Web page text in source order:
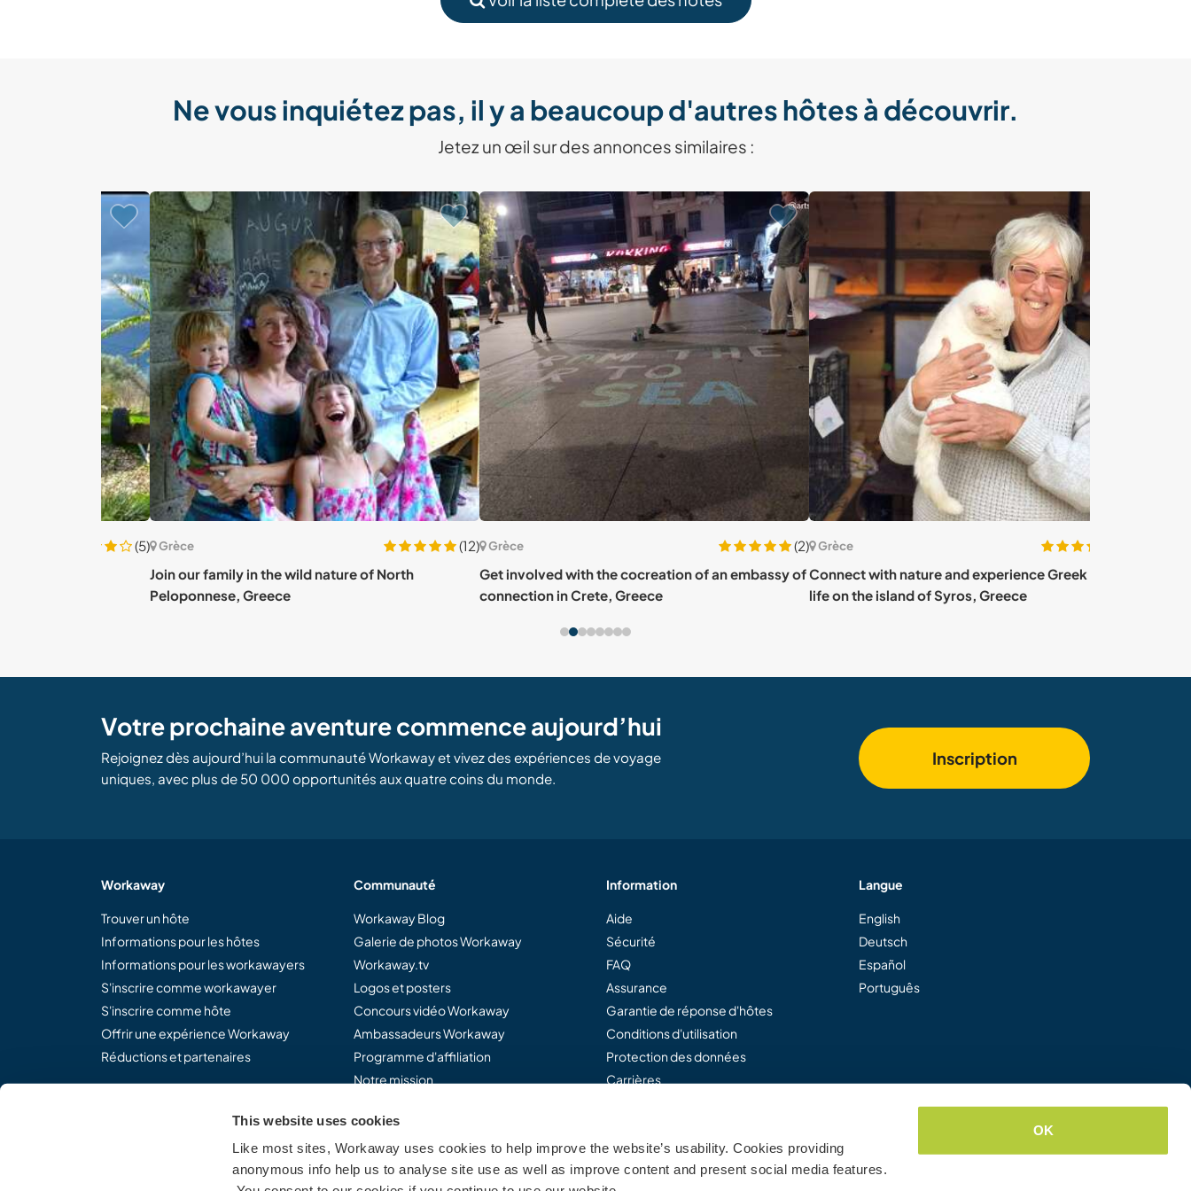
This website uses cookies
Like most sites, Workaway uses cookies to help improve the website’s usability. Cookies providing
anonymous info help us to analyse site use as well as improve content and present social media features.
OK
Ne vous inquiétez pas, il y a beaucoup d'autres hôtes à découvrir.
Jetez un œil sur des annonces similaires :
Grèce
(12)
Join our family in the wild nature of North
Peloponnese, Greece
Grèce
(2)
Get involved with the cocreation of an embassy of
connection in Crete, Greece
Grèce
(37)
Connect with nature and experience Greek village
life on the island of Syros, Greece
Votre prochaine aventure commence aujourd’hui
Rejoignez dès aujourd’hui la communauté Workaway et vivez des expériences de voyage
uniques, avec plus de 50 000 opportunités aux quatre coins du monde.
Inscription
Workaway
Trouver un hôte
Informations pour les hôtes
Informations pour les workawayers
S'inscrire comme workawayer
S'inscrire comme hôte
Offrir une expérience Workaway
Réductions et partenaires
Communauté
Workaway Blog
Galerie de photos Workaway
Workaway.tv
Logos et posters
Concours vidéo Workaway
Ambassadeurs Workaway
Programme d'affiliation
Notre mission
Information
Aide
Sécurité
FAQ
Assurance
Garantie de réponse d'hôtes
Conditions d'utilisation
Protection des données
Carrières
Langue
English
Deutsch
Español
Português
Partagez le concept Workaway...